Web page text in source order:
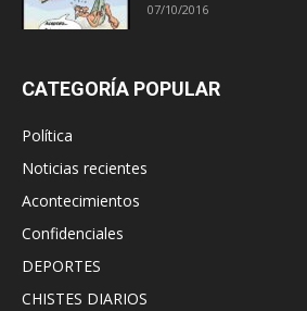
07/10/2016
CATEGORÍA POPULAR
Política
Noticias recientes
Acontecimientos
Confidenciales
DEPORTES
CHISTES DIARIOS